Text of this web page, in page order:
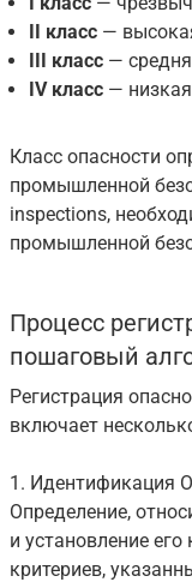
II класс —
III класс —
IV класс —
Класс опасности
промышленной
inspections,
промышленной
Процесс
пошаговый
Регистрация
включает
1. Идентификация
Определение,
и установление
критериев,